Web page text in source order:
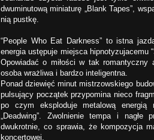
dwuminutową miniaturę „Blank Tapes”,
nią pustkę.
“People Who Eat Darkness” to istna
energia ustępuje miejsca hipnotyzujacemu
Opowiadać o miłości w tak
osoba wrażliwa i bardzo inteligentna.
Ponad dziewięć minut mistrzowskiego
pulsujący początek przypomina nieco
po czym eksploduje metalową
„Deadwing”. Zwolnienie tempa i
dwukrotnie, co sprawia, że kompozycja
koncertowej.